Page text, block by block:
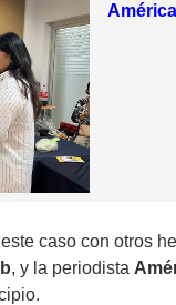
caso con otros
, y la periodista